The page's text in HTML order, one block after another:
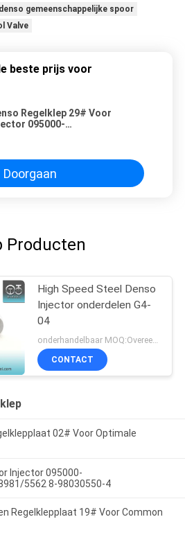
gemeenschappelijke spoor
Valve
beste prijs voor
Regelklep 29# Voor
095000-
Doorgaan
Producten
High Speed Steel Denso
Injector onderdelen G4-
04
onderhandelbaar MOQ:Overeen te komen
CONTACT
02# Voor Optimale
Injector 095000-
5562 8-98030550-4
Regelklepplaat 19# Voor Common